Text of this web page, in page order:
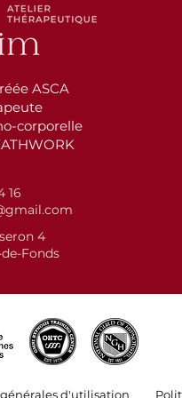
ASCA
corporelle
16
4
Fonds
d'utilisation